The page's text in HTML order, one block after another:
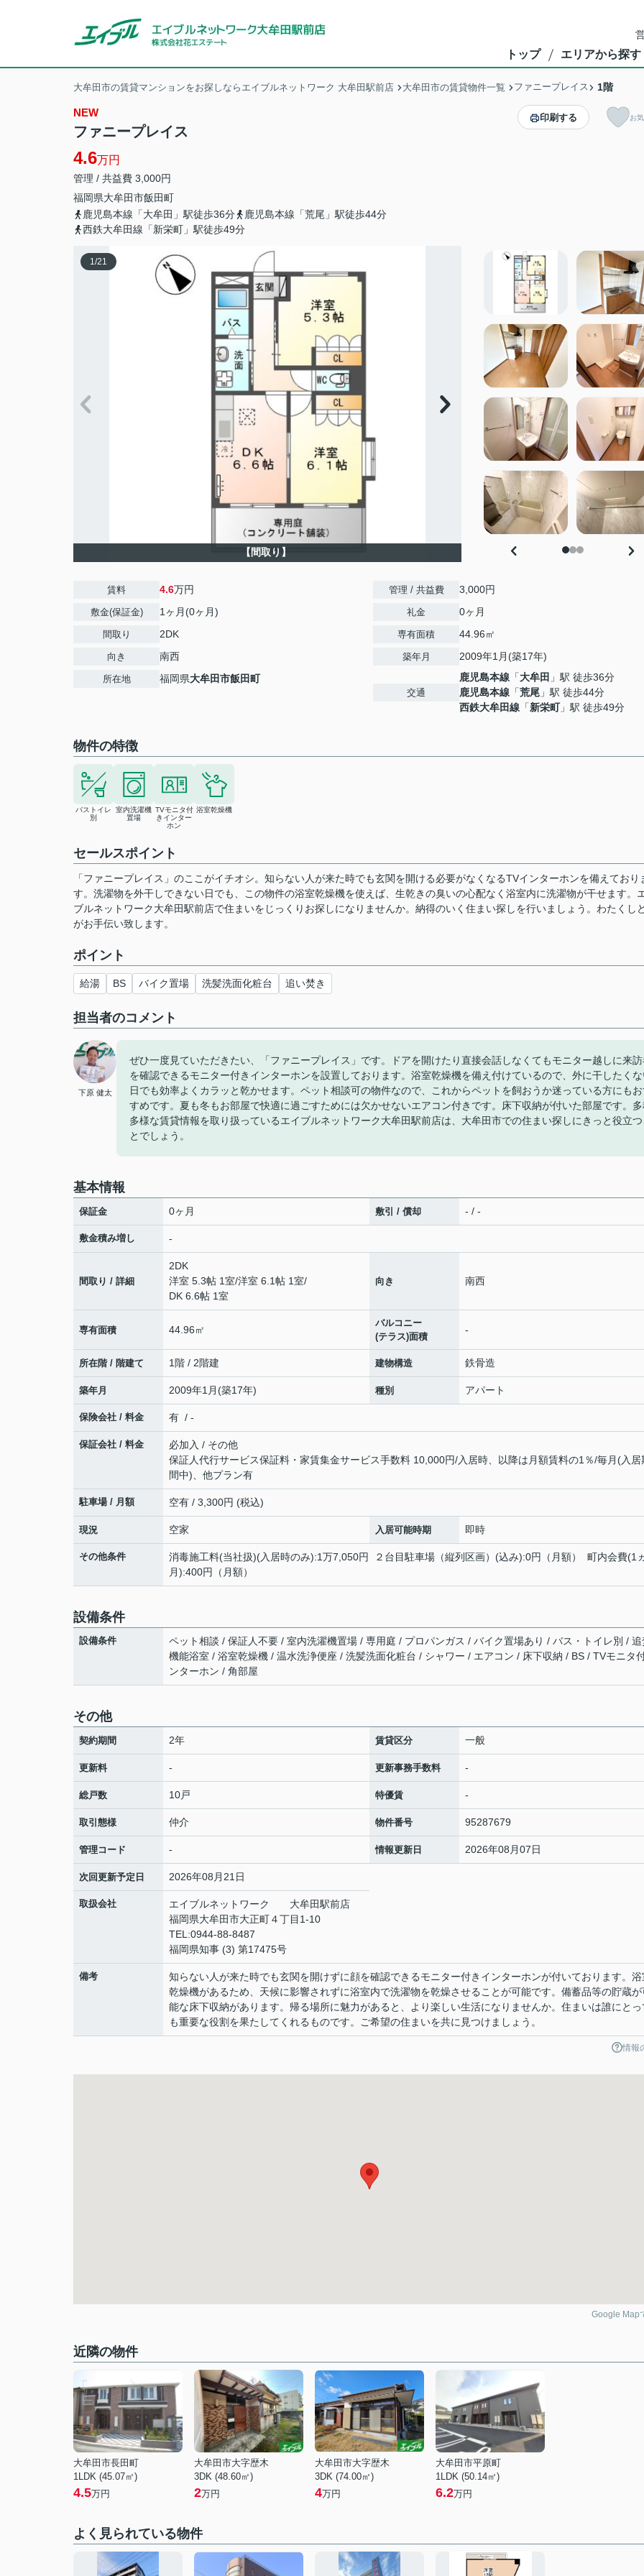
トップ エリアから探す
大牟田市の賃貸マンションをお探しならエイブルネットワーク 大牟田駅前店 大牟田市の賃貸物件一覧 ファニープレイス 1階
NEW
ファニープレイス
4.6万円
管理 / 共益費 3,000円
福岡県大牟田市飯田町
鹿児島本線「大牟田」駅徒歩36分
鹿児島本線「荒尾」駅徒歩44分
西鉄大牟田線「新栄町」駅徒歩49分
印刷する お
1/21
【間取り】
賃料 4.6万円
敷金(保証金) 1ヶ月(0ヶ月)
間取り 2DK
向き 南西
所在地 福岡県大牟田市飯田町
管理 / 共益費 3,000円
礼金 0ヶ月
専有面積 44.96㎡
築年月 2009年1月(築17年)
交通
鹿児島本線 「大牟田 」駅 徒歩36分
鹿児島本線 「荒尾 」駅 徒歩44分
西鉄大牟田線 「新栄町」駅 徒歩49分
物件の特徴
バストイレ
別
室内洗濯機
置場
TVモニタ付
きインター
ホン
浴室乾燥機
セールスポイント
「ファニープレイス」のここがイチオシ。知らない人が来た時でも玄関を開ける必要がなくなるTVインターホンを備えており
す。洗濯物を外干しできない日でも、この物件の浴室乾燥機を使えば、生乾きの臭いの心配なく浴室内に洗濯物が干せます。
ブルネットワーク大牟田駅前店で住まいをじっくりお探しになりませんか。納得のいく住まい探しを行いましょう。わたくし
がお手伝い致します。
ポイント
給湯 BS バイク置場 洗髪洗面化粧台 追い焚き
担当者のコメント
下原 健太
ぜひ一度見ていただきたい、「ファニープレイス」です。ドアを開けたり直接会話しなくてもモニター越しに来
を確認できるモニター付きインターホンを設置しております。浴室乾燥機を備え付けているので、外に干したく
日でも効率よくカラッと乾かせます。ペット相談可の物件なので、これからペットを飼おうか迷っている方にも
すめです。夏も冬もお部屋で快適に過ごすためには欠かせないエアコン付きです。床下収納が付いた部屋です。
多様な賃貸情報を取り扱っているエイブルネットワーク大牟田駅前店は、大牟田市での住まい探しにきっと役立
とでしょう。
基本情報
保証金 0ヶ月 敷引 / 償却 - / -
敷金積み増し -
間取り / 詳細
2DK
洋室 5.3帖 1室/洋室 6.1帖 1室/
DK 6.6帖 1室
向き 南西
専有面積 44.96㎡
バルコニー
(テラス)面積
-
所在階 / 階建て 1階 / 2階建 建物構造 鉄骨造
築年月 2009年1月(築17年) 種別 アパート
保険会社 / 料金 有 / -
保証会社 / 料金
必加入 / その他
保証人代行サービス保証料・家賃集金サービス手数料 10,000円/入居時、以降は月額賃料の1％/毎月(入居
間中)、他プラン有
駐車場 / 月額 空有 / 3,300円 (税込)
現況 空家 入居可能時期 即時
その他条件
消毒施工料(当社扱)(入居時のみ):1万7,050円 ２台目駐車場（縦列区画）(込み):0円（月額） 町内会費(1
月):400円（月額）
設備条件
設備条件
ペット相談 / 保証人不要 / 室内洗濯機置場 / 専用庭 / プロパンガス / バイク置場あり / バス・トイレ別 / 追
機能浴室 / 浴室乾燥機 / 温水洗浄便座 / 洗髪洗面化粧台 / シャワー / エアコン / 床下収納 / BS / TVモニタ
ンターホン / 角部屋
その他
契約期間 2年 賃貸区分 一般
更新料 - 更新事務手数料 -
総戸数 10戸 特優賃 -
取引態様 仲介 物件番号 95287679
管理コード - 情報更新日 2026年08月07日
次回更新予定日 2026年08月21日
取扱会社
エイブルネットワーク 大牟田駅前店
福岡県大牟田市大正町４丁目1-10
TEL:0944-88-8487
福岡県知事 (3) 第17475号
備考
知らない人が来た時でも玄関を開けずに顔を確認できるモニター付きインターホンが付いております。浴
乾燥機があるため、天候に影響されずに浴室内で洗濯物を乾燥させることが可能です。備蓄品等の貯蔵が
能な床下収納があります。帰る場所に魅力があると、より楽しい生活になりませんか。住まいは誰にとっ
も重要な役割を果たしてくれるものです。ご希望の住まいを共に見つけましょう。
情報
Google Map
近隣の物件
大牟田市長田町
1LDK (45.07㎡)
4.5万円
大牟田市大字歴木
3DK (48.60㎡)
2万円
大牟田市大字歴木
3DK (74.00㎡)
4万円
大牟田市平原町
1LDK (50.14㎡)
6.2万円
よく見られている物件